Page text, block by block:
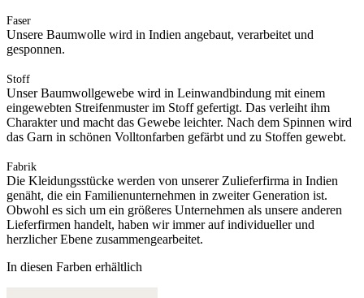
Faser
Unsere Baumwolle wird in Indien angebaut, verarbeitet und
gesponnen.
Stoff
Unser Baumwollgewebe wird in Leinwandbindung mit einem
eingewebten Streifenmuster im Stoff gefertigt. Das verleiht ihm
Charakter und macht das Gewebe leichter. Nach dem Spinnen wird
das Garn in schönen Volltonfarben gefärbt und zu Stoffen gewebt.
Fabrik
Die Kleidungsstücke werden von unserer Zulieferfirma in Indien
genäht, die ein Familienunternehmen in zweiter Generation ist.
Obwohl es sich um ein größeres Unternehmen als unsere anderen
Lieferfirmen handelt, haben wir immer auf individueller und
herzlicher Ebene zusammengearbeitet.
In diesen Farben erhältlich